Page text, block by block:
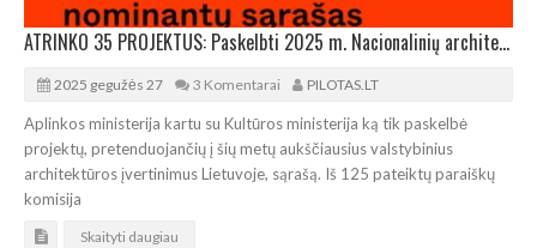
ATRINKO 35 PROJEKTUS: Paskelbti 2025 m. Nacionalinių architektūros apdovanojimų nominantai
2025 gegužės 27 3 Komentarai PILOTAS.LT
Aplinkos ministerija kartu su Kultūros ministerija ką tik paskelbė
projektų, pretenduojančių į šių metų aukščiausius valstybinius
architektūros įvertinimus Lietuvoje, sąrašą. Iš 125 pateiktų paraiškų
komisija
Skaityti daugiau